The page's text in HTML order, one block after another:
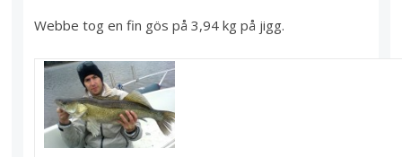
Webbe tog en fin gös på 3,94 kg på jigg.